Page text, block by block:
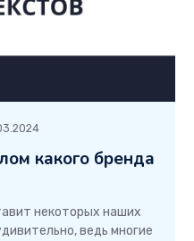
какого бренда
некоторых наших
ведь многие